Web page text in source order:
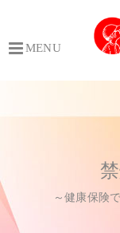
MENU
～健康保険